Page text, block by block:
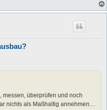
messen, überprüfen und noch
nichts als Maßhaltig annehmen…